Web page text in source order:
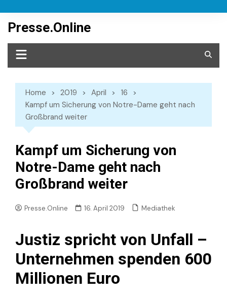
content
Presse.Online
Home 2019 April
16
Kampf um Sicherung von Notre-Dame geht nach
Großbrand weiter
Kampf um Sicherung von
Notre-Dame geht nach
Großbrand weiter
Presse.Online 16. April 2019 Mediathek
Justiz spricht von Unfall –
Unternehmen spenden 600
Millionen Euro